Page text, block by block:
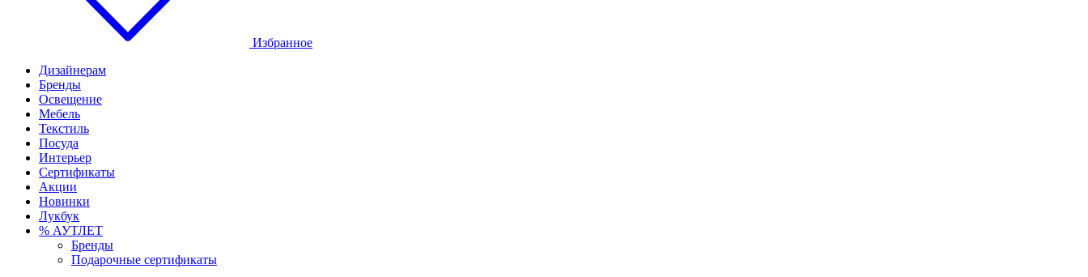
Избранное
Дизайнерам
Бренды
Освещение
Мебель
Текстиль
Посуда
Интерьер
Сертификаты
Акции
Новинки
Лукбук
% АУТЛЕТ
Бренды
Подарочные сертификаты